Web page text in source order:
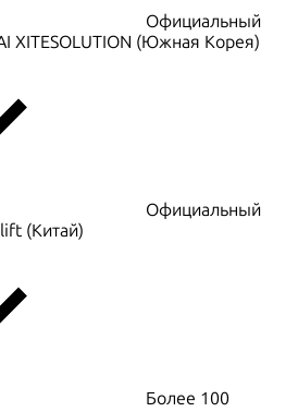
Официальный
XITESOLUTION (Южная Корея)
Официальный
(Китай)
Более 100